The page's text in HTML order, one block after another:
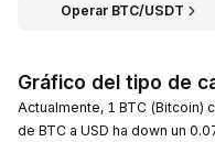
Operar BTC/USDT
Gráfico del tipo de
Actualmente, 1 BTC (Bitcoin)
de BTC a USD ha down un